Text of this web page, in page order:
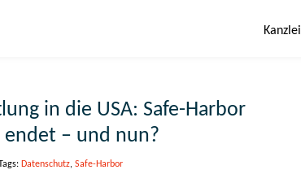
Kanzlei
in die USA: Safe-Harbor
endet – und nun?
Datenschutz, Safe-Harbor